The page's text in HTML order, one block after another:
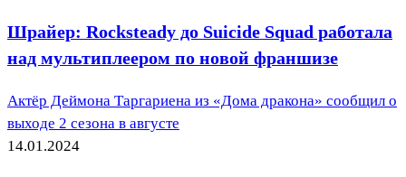
Шрайер: Rocksteady до Suicide Squad работала
над мультиплеером по новой франшизе
Актёр Деймона Таргариена из «Дома дракона» сообщил о
выходе 2 сезона в августе
14.01.2024